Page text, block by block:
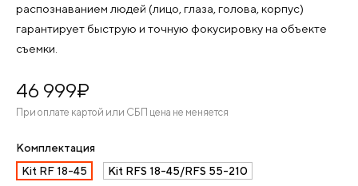
распознаванием людей (лицо, глаза, голова, корпус)
гарантирует быструю и точную фокусировку на объекте
съемки.
46 999¤
При оплате картой или СБП цена не меняется
Комплектация
Kit RF 18-45
Kit RFS 18-45/RFS 55-210